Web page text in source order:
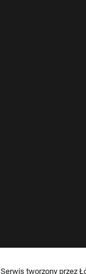
Serwis tworzony przez